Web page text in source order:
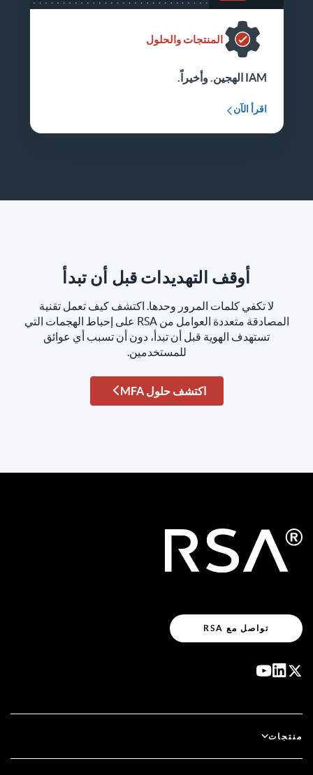
المنتجات والحلول
IAM الهجين. وأخيراً.
اقرأ الآن
أوقف التهديدات قبل أن تبدأ
لا تكفي كلمات المرور وحدها. اكتشف كيف تعمل تقنية
المصادقة متعددة العوامل من RSA على إحباط الهجمات التي
تستهدف الهوية قبل أن تبدأ، دون أن تسبب أي عوائق
للمستخدمين.
اكتشف حلول MFA
تواصل مع RSA
منتجات